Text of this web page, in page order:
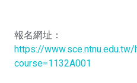
報名網址：
https://
course=1132A001